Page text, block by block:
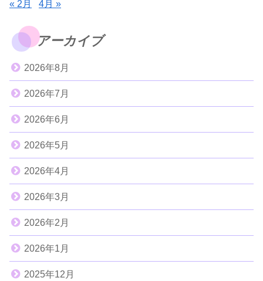
« 2月 4月 »
アーカイブ
2026年8月
2026年7月
2026年6月
2026年5月
2026年4月
2026年3月
2026年2月
2026年1月
2025年12月